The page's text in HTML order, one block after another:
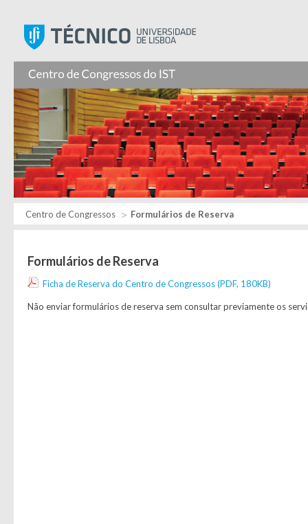
Centro de Congressos Formulários de Reserva
Formulários de Reserva
Ficha de Reserva do Centro de Congressos (PDF, 180KB)
Não enviar formulários de reserva sem consultar previamente os